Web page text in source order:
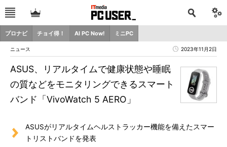
プロナビ チョイ得！ AI PC Now! ミニPC
ニュース 2023年11月2日
ASUS、リアルタイムで健康状態や睡眠
の質などをモニタリングできるスマート
バンド「VivoWatch 5 AERO」
ASUSがリアルタイムヘルストラッカー機能を備えたスマー
トリストバンドを発表